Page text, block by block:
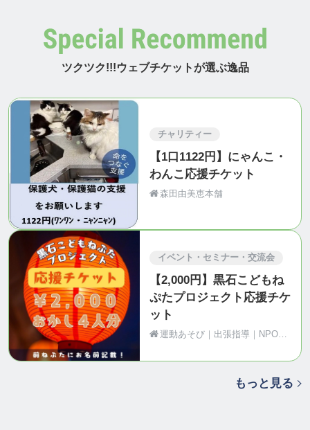
ツクツク!!!ウェブチケットが選ぶ逸品
チャリティー
【1口1122円】にゃんこ・
わんこ応援チケット
森田由美恵本舗
イベント・セミナー・交流会
【2,000円】黒石こどもね
ぷたプロジェクト応援チケ
ット
運動あそび｜出張指導｜NPO法人Motion（青森県黒石市）
もっと見る